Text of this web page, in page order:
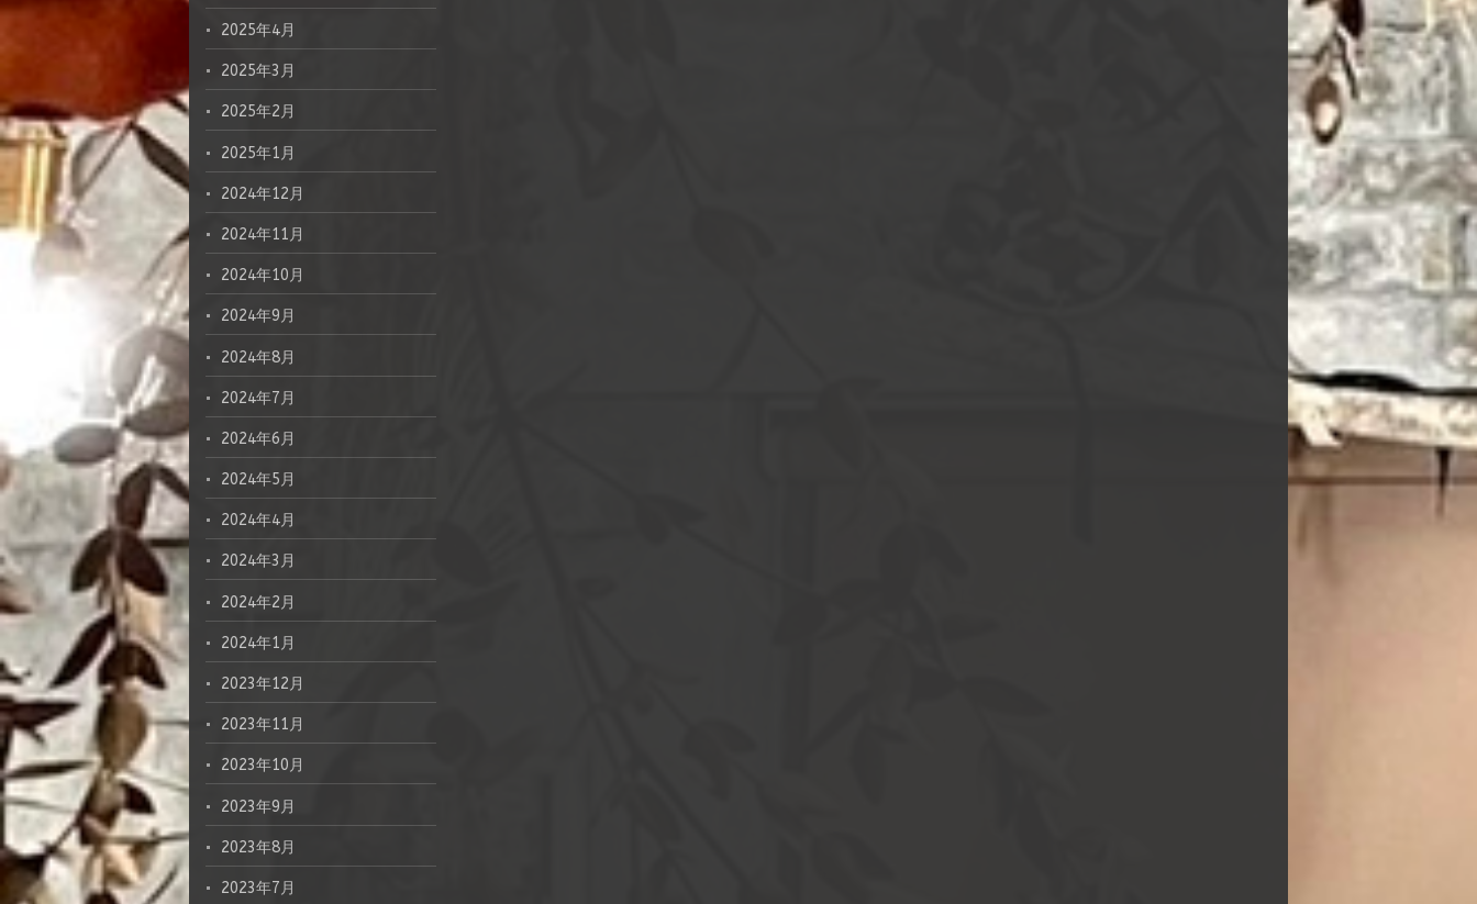
2025年4月
2025年3月
2025年2月
2025年1月
2024年12月
2024年11月
2024年10月
2024年9月
2024年8月
2024年7月
2024年6月
2024年5月
2024年4月
2024年3月
2024年2月
2024年1月
2023年12月
2023年11月
2023年10月
2023年9月
2023年8月
2023年7月